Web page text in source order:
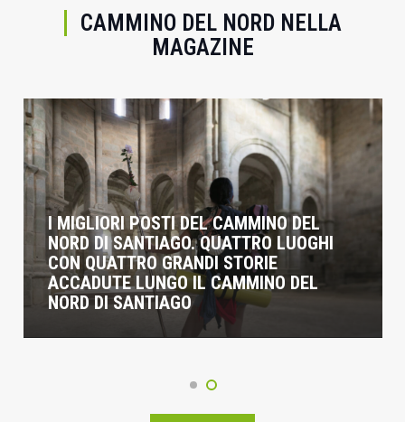
CAMMINO DEL NORD NELLA
MAGAZINE
ISTRUZIONI PER EMOZIONARSI SULLE
STRADE DEL NORD